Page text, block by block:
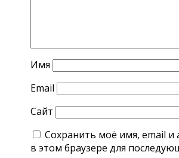
Имя
Email
Сайт
Сохранить моё имя, email и
в этом браузере для